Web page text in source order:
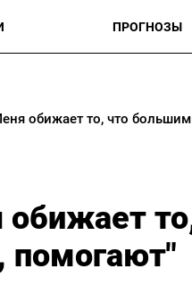
ПРОГНОЗЫ
обижает то, что
помогают"